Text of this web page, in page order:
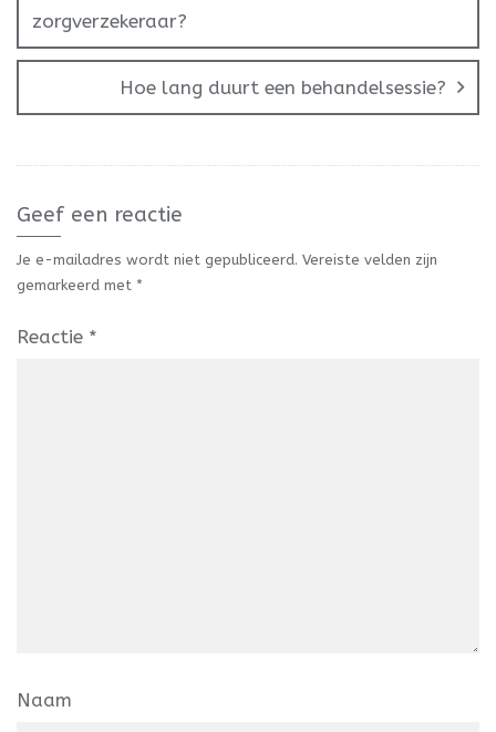
zorgverzekeraar?
Hoe lang duurt een behandelsessie?
Geef een reactie
Je e-mailadres wordt niet gepubliceerd. Vereiste velden zijn
gemarkeerd met *
Reactie *
Naam